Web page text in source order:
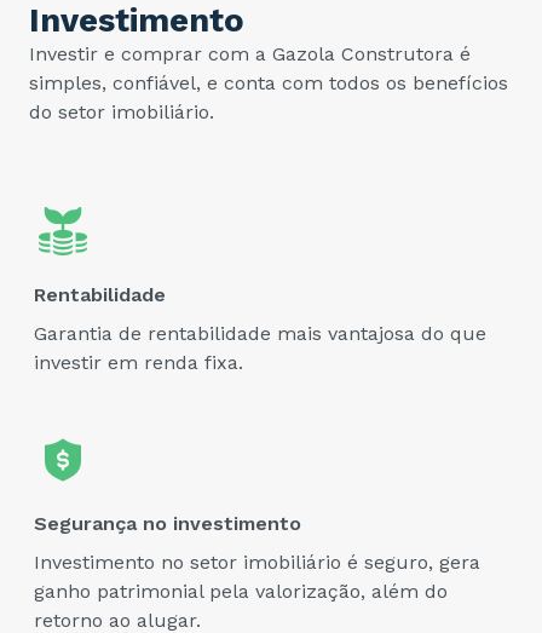
Investimento
Investir e comprar com a Gazola Construtora é
simples, confiável, e conta com todos os benefícios
do setor imobiliário.
Rentabilidade
Garantia de rentabilidade mais vantajosa do que
investir em renda fixa.
Segurança no investimento
Investimento no setor imobiliário é seguro, gera
ganho patrimonial pela valorização, além do
retorno ao alugar.